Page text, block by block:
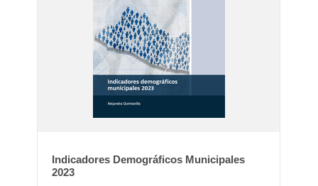
Indicadores Demográficos Municipales
2023